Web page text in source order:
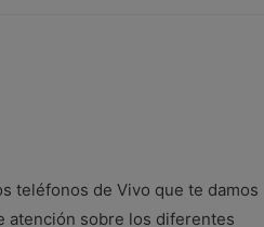
teléfonos de Vivo que te damos
atención sobre los diferentes